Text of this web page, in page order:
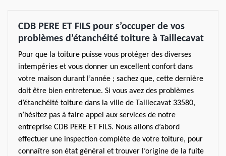
CDB PERE ET FILS pour s’occuper de vos
problèmes d’étanchéité toiture à Taillecavat
Pour que la toiture puisse vous protéger des diverses
intempéries et vous donner un excellent confort dans
votre maison durant l’année ; sachez que, cette dernière
doit être bien entretenue. Si vous avez des problèmes
d’étanchéité toiture dans la ville de Taillecavat 33580,
n’hésitez pas à faire appel aux services de notre
entreprise CDB PERE ET FILS. Nous allons d’abord
effectuer une inspection complète de votre toiture, pour
connaître son état général et trouver l’origine de la fuite